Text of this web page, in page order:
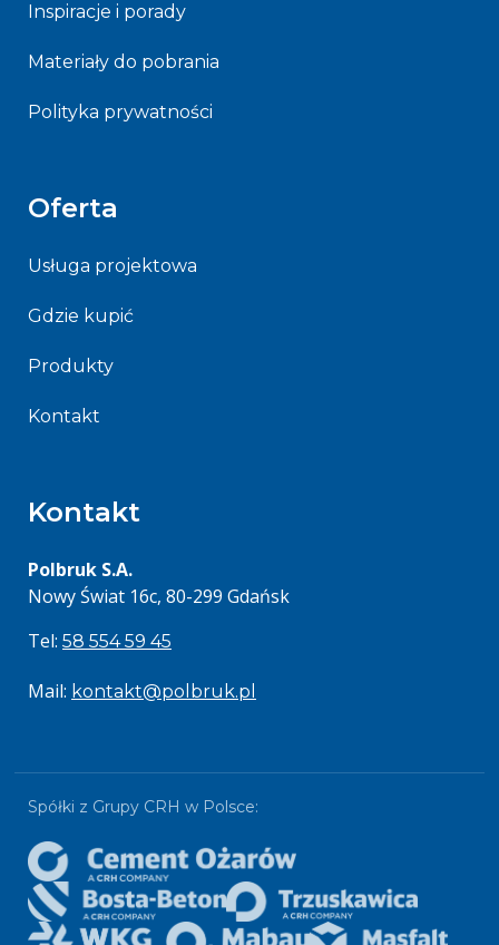
Inspiracje i porady
Materiały do pobrania
Polityka prywatności
Oferta
Usługa projektowa
Gdzie kupić
Produkty
Kontakt
Kontakt
Polbruk S.A.
Nowy Świat 16c, 80-299 Gdańsk
Tel: 58 554 59 45
Mail: kontakt@polbruk.pl
Spółki z Grupy CRH w Polsce: